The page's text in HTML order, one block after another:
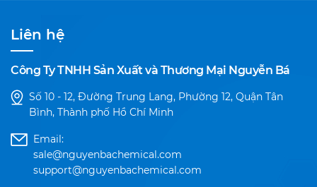
Liên hệ
Công Ty TNHH Sản Xuất và Thương Mại Nguyễn Bá
Số 10 - 12, Đường Trung Lang, Phường 12, Quận Tân
Bình, Thành phố Hồ Chí Minh
Email:
sale@nguyenbachemical.com
support@nguyenbachemical.com